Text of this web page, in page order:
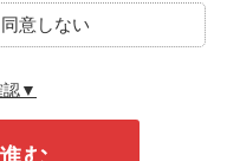
同意しない
認▼